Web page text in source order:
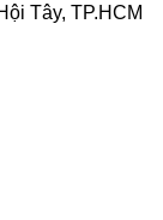
Tây, TP.HCM